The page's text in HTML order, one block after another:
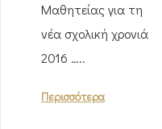
Μαθητείας για τη
νέα σχολική χρονιά
2016 …..
Περισσότερα